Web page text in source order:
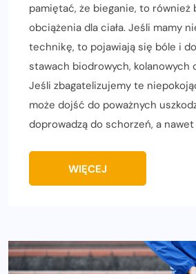
pamiętać, że bieganie, to również
obciążenia dla ciała. Jeśli mamy
technikę, to pojawiają się bóle i
stawach biodrowych, kolanowych
Jeśli zbagatelizujemy te
może dojść do poważnych
doprowadzą do schorzeń, a nawet
WIĘCEJ